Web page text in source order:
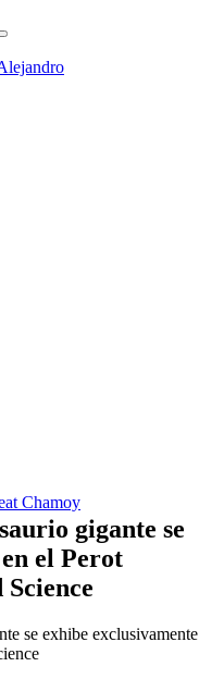
Chamoy gigante se
el Perot